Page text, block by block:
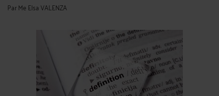
ParMe Elsa VALENZA